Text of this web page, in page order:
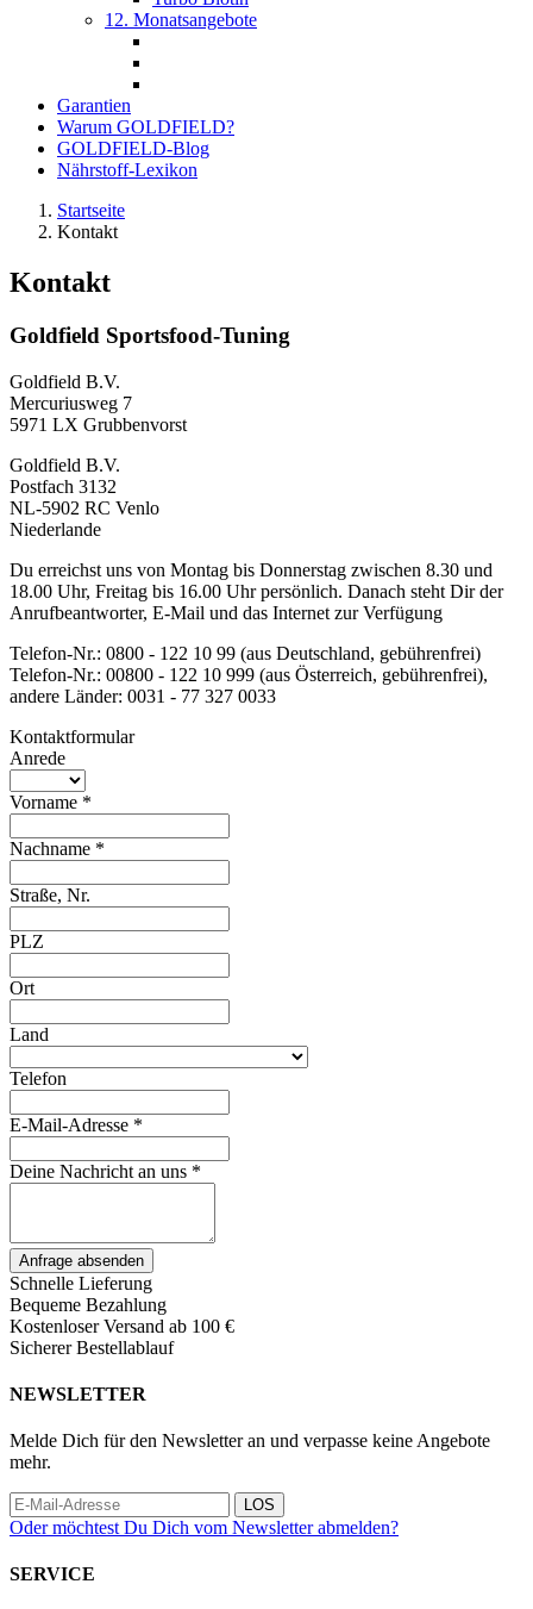
12. Monatsangebote
Garantien
Warum GOLDFIELD?
GOLDFIELD-Blog
Nährstoff-Lexikon
Startseite
Kontakt
Kontakt
Goldfield Sportsfood-Tuning
Goldfield B.V.
Mercuriusweg 7
5971 LX Grubbenvorst
Goldfield B.V.
Postfach 3132
NL-5902 RC Venlo
Niederlande
Du erreichst uns von Montag bis Donnerstag zwischen 8.30 und
18.00 Uhr, Freitag bis 16.00 Uhr persönlich. Danach steht Dir der
Anrufbeantworter, E-Mail und das Internet zur Verfügung
Telefon-Nr.: 0800 - 122 10 99 (aus Deutschland, gebührenfrei)
Telefon-Nr.: 00800 - 122 10 999 (aus Österreich, gebührenfrei),
andere Länder: 0031 - 77 327 0033
Kontaktformular
Anrede
Vorname *
Nachname *
Straße, Nr.
PLZ
Ort
Land
Telefon
E-Mail-Adresse *
Deine Nachricht an uns *
Anfrage absenden
Schnelle Lieferung
Bequeme Bezahlung
Kostenloser Versand ab 100 €
Sicherer Bestellablauf
NEWSLETTER
Melde Dich für den Newsletter an und verpasse keine Angebote
mehr.
LOS
Oder möchtest Du Dich vom Newsletter abmelden?
SERVICE